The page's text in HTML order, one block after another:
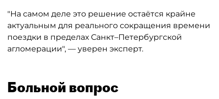
"На самом деле это решение остаётся крайне
актуальным для реального сокращения времени
поездки в пределах Санкт–Петербургской
агломерации", — уверен эксперт.
Больной вопрос